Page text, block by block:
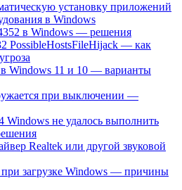
установку приложений
в Windows
в Windows — решения
PossibleHostsFileHijack — как
Windows 11 и 10 — варианты
при выключении —
не удалось выполнить
Realtek или другой звуковой
загрузке Windows — причины